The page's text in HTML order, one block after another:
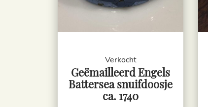
Verkocht
Geëmailleerd Engels
Battersea snuifdoosje
ca. 1740